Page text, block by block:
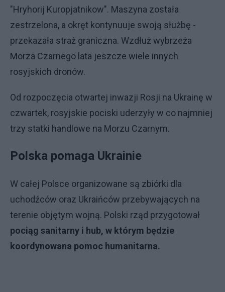
"Hryhorij Kuropjatnikow". Maszyna została
zestrzelona, a okręt kontynuuje swoją służbę -
przekazała straż graniczna. Wzdłuż wybrzeża
Morza Czarnego lata jeszcze wiele innych
rosyjskich dronów.
Od rozpoczęcia otwartej inwazji Rosji na Ukrainę w
czwartek, rosyjskie pociski uderzyły w co najmniej
trzy statki handlowe na Morzu Czarnym.
Polska pomaga Ukrainie
W całej Polsce organizowane są zbiórki dla
uchodźców oraz Ukraińców przebywających na
terenie objętym wojną. Polski rząd przygotował
pociąg sanitarny i hub, w którym będzie
koordynowana pomoc humanitarna.